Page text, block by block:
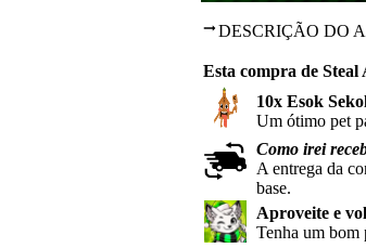
DESCRIÇÃO DO
Esta compra de
10x Esok
Um ótimo pet
Como irei
A entrega da
base.
Aproveite e
Tenha um bom